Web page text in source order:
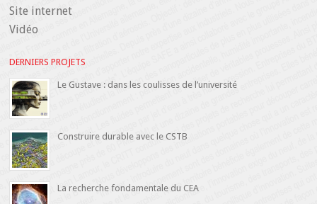
Site internet
Vidéo
DERNIERS PROJETS
Le Gustave : dans les coulisses de l’université
Construire durable avec le CSTB
La recherche fondamentale du CEA